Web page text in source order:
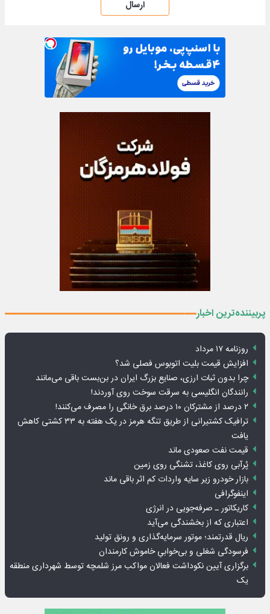
ارسال
پربیننده‌ترین اخبار
روزنامه ۱۷ مرداد
افزایش قیمت بلیت اتوبوس فصلی شد؟
چرا بدون ثبات ارزی، صنایع بزرگ ایران در بن‌بست باقی می‌مانند
رانندگان انگلیسی به سرقت سوخت روی آوردند!
۲ درصد از مشترکان ۱۰ درصد برق خانگی را مصرف می‌کنند!
ترافیک کشتیرانی از طریق تنگه هرمز در یک هفته به ۳۳ کشتی کاهش
یافت
قیمت نفت صعودی ماند
پُرآبی روی کاغذ، تشنگی روی زمین
بازار خودرو زیر سایه واردات کم اثر باقی ماند
اینفوگرافی
کاریکاتور ـ صرفه‌جویی در انرژی
اعتباری که از بخشندگی می‌آید
ریال قدرتمند؛ موتور سرمایه‌گذاری و رونق تولید
فرسودگی شغلی و بی‌خوابیِ خاموش کارمندان
برگزاری آیین نکوداشت فعالان مواکب مرز شلمچه توسط شهرداری منطقه
یک